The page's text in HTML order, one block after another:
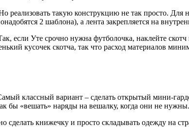
реализовать такую конструкцию не так просто. Для
2 шаблона), а лента закрепляется на
если Уте срочно нужна футболочка, наклейте
кусочек скотча, так что расход материалов
классный вариант – сделать открытый мини-
бы «вешать» наряды на вешалку, когда они не нужны.
книжечку и просто складывать одежду на